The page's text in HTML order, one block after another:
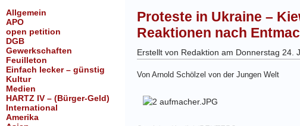
Allgemein
APO
open petition
DGB
Gewerkschaften
Feuilleton
Einfach lecker – günstig
Kultur
Medien
HARTZ IV – (Bürger-Geld)
International
Amerika
Proteste in Ukraine –
Reaktionen nach
Erstellt von Redaktion am Donnerstag 24.
Von Arnold Schölzel von der Jungen Welt